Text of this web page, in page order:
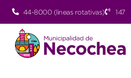
44-8000 (lineas rotativas) 147